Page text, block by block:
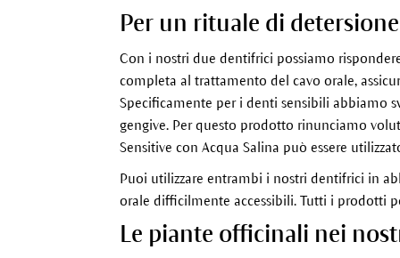
Per un rituale di
Con i nostri due dentifrici possiamo
completa al trattamento del cavo orale,
Specificamente per i denti sensibili abbiamo
gengive. Per questo prodotto rinunciamo
Sensitive con Acqua Salina può essere
Puoi utilizzare entrambi i nostri dentifrici in
orale difficilmente accessibili. Tutti i prodotti
Le piante officinali nei